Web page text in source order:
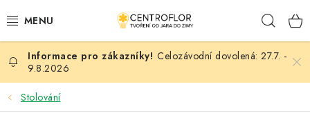
na
SEZÓNNÍ TVOŘENÍ
DŘEVĚNÉ VÝROBKY
Celozávodní dovolená: 27.7. -
9.8.2026
Stolování